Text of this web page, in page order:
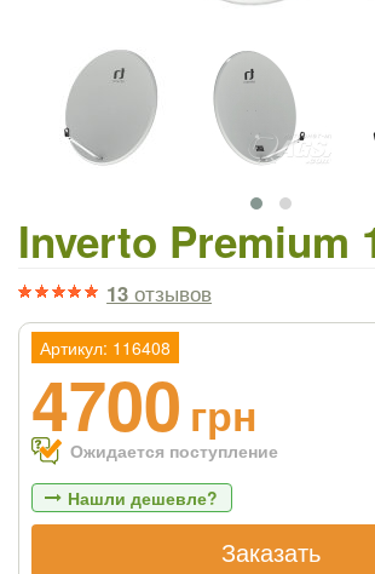
Inverto Premium
13 отзывов
Артикул: 116408
4700 грн
Ожидается поступление
Нашли дешевле?
Заказать